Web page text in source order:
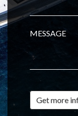
MESSAGE
Get more